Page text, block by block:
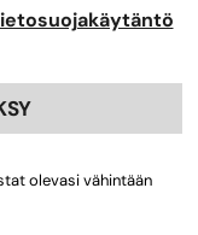
olevasi vähintään